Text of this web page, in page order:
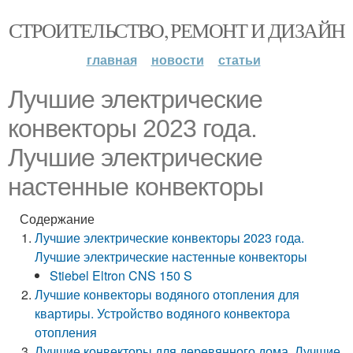
СТРОИТЕЛЬСТВО, РЕМОНТ И ДИЗАЙН
главная новости статьи
Лучшие электрические
конвекторы 2023 года.
Лучшие электрические
настенные конвекторы
Содержание
Лучшие электрические конвекторы 2023 года.
Лучшие электрические настенные конвекторы
Stiebel Eltron CNS 150 S
Лучшие конвекторы водяного отопления для
квартиры. Устройство водяного конвектора
отопления